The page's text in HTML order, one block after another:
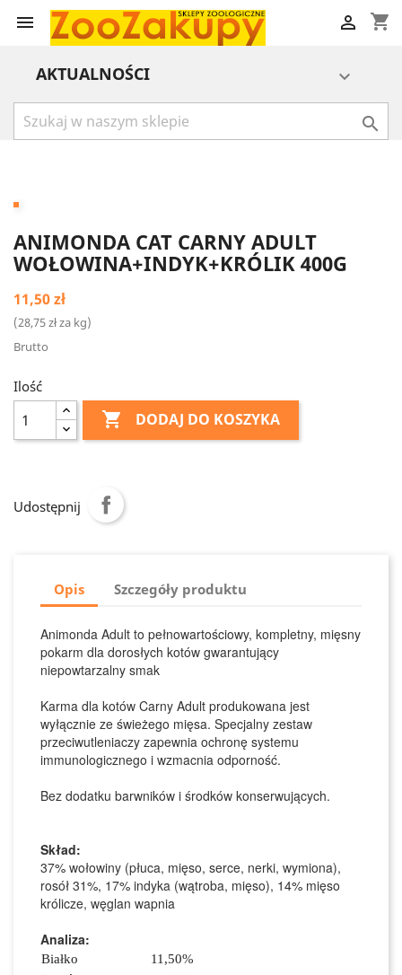
 shopping_cart

AKTUALNOŚCI 

ANIMONDA CAT CARNY ADULT
WOŁOWINA+INDYK+KRÓLIK 400G
11,50 zł
(28,75 zł za kg)
Brutto
Ilość
 DODAJ DO KOSZYKA
Udostępnij
Opis Szczegóły produktu
Animonda Adult to pełnowartościowy, kompletny, mięsny
pokarm dla dorosłych kotów gwarantujący
niepowtarzalny smak
Karma dla kotów Carny Adult produkowana jest
wyłącznie ze świeżego mięsa. Specjalny zestaw
przeciwutleniaczy zapewnia ochronę systemu
immunologicznego i wzmacnia odporność.
Bez dodatku barwników i środków konserwujących.
Skład:
37% wołowiny (płuca, mięso, serce, nerki, wymiona),
rosół 31%, 17% indyka (wątroba, mięso), 14% mięso
królicze, węglan wapnia
Analiza:
Białko
11,50%